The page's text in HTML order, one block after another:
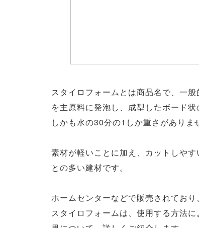
スタイロフォームとは商品名で、一
を主原料に発泡し、成型したボード
しかも水の30分の1しか重さがありま
素材が軽いことに加え、カットしや
との多い建材です。
ホームセンターなどで販売されてお
スタイロフォームは、使用する方法